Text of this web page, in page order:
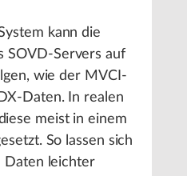
kann die
SOVD-Servers auf
wie der MVCI-
Daten. In realen
meist in einem
So lassen sich
Daten leichter